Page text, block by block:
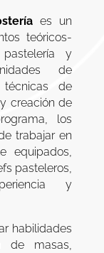
es un
teóricos-
y
de
técnicas de
creación de
los
trabajar en
equipados,
pasteleros,
y
habilidades
de masas,